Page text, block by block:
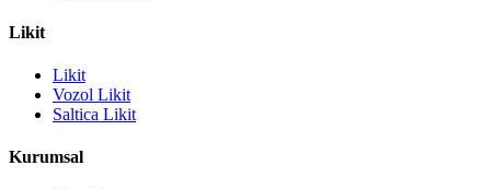
Likit
Likit
Vozol Likit
Saltica Likit
Kurumsal